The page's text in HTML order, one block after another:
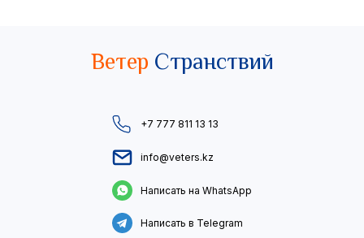
Ветер Странствий
+7 777 811 13 13
info@veters.kz
Написать на WhatsApp
Написать в Telegram